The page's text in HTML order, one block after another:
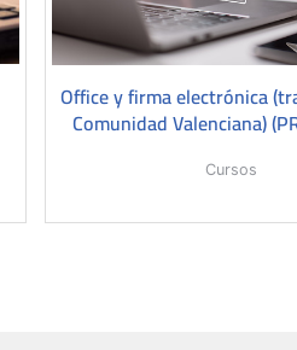
Office y firma electrónica
Comunidad Valenciana)
Cursos